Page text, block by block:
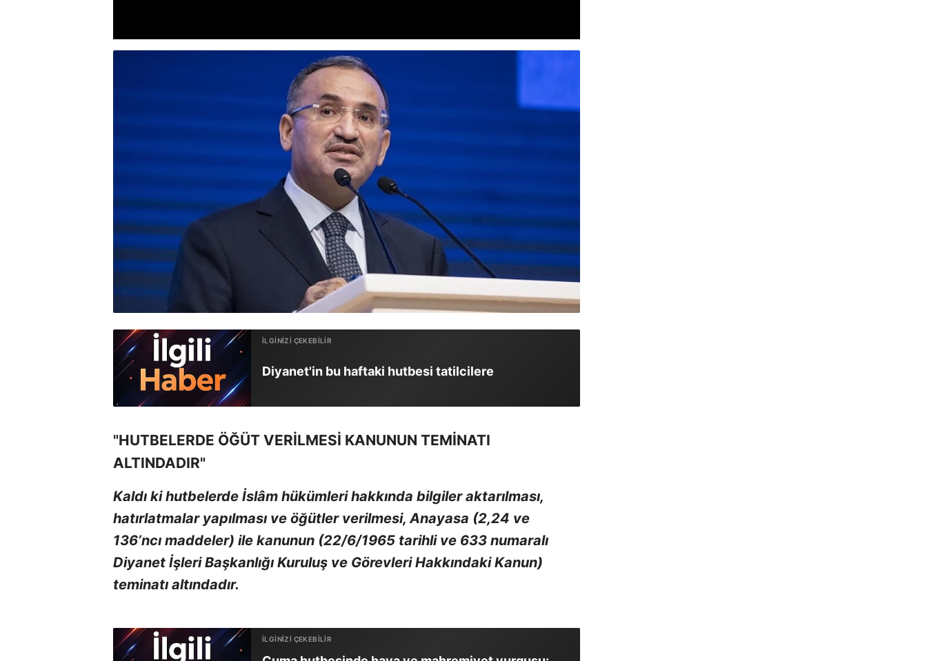
Diyanet'in bu haftaki hutbesi tatilcilere
"HUTBELERDE ÖĞÜT VERİLMESİ KANUNUN TEMİNATI
ALTINDADIR"
Kaldı ki hutbelerde İslâm hükümleri hakkında bilgiler aktarılması,
hatırlatmalar yapılması ve öğütler verilmesi, Anayasa (2,24 ve
136’ncı maddeler) ile kanunun (22/6/1965 tarihli ve 633 numaralı
Diyanet İşleri Başkanlığı Kuruluş ve Görevleri Hakkındaki Kanun)
teminatı altındadır.